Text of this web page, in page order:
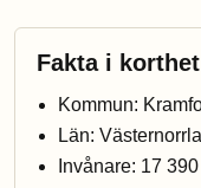
Fakta i korthet
Kommun:
Län:
Invånare: 17